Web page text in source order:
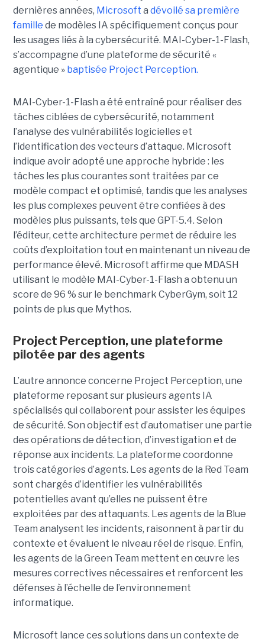
dernières années, Microsoft a dévoilé sa première
famille de modèles IA spécifiquement conçus pour
les usages liés à la cybersécurité. MAI-Cyber-1-Flash,
s’accompagne d’une plateforme de sécurité «
agentique » baptisée Project Perception.
MAI-Cyber-1-Flash a été entraîné pour réaliser des
tâches ciblées de cybersécurité, notamment
l’analyse des vulnérabilités logicielles et
l’identification des vecteurs d’attaque. Microsoft
indique avoir adopté une approche hybride : les
tâches les plus courantes sont traitées par ce
modèle compact et optimisé, tandis que les analyses
les plus complexes peuvent être confiées à des
modèles plus puissants, tels que GPT-5.4. Selon
l’éditeur, cette architecture permet de réduire les
coûts d’exploitation tout en maintenant un niveau de
performance élevé. Microsoft affirme que MDASH
utilisant le modèle MAI-Cyber-1-Flash a obtenu un
score de 96 % sur le benchmark CyberGym, soit 12
points de plus que Mythos.
Project Perception, une plateforme
pilotée par des agents
L’autre annonce concerne Project Perception, une
plateforme reposant sur plusieurs agents IA
spécialisés qui collaborent pour assister les équipes
de sécurité. Son objectif est d’automatiser une partie
des opérations de détection, d’investigation et de
réponse aux incidents. La plateforme coordonne
trois catégories d’agents. Les agents de la Red Team
sont chargés d’identifier les vulnérabilités
potentielles avant qu’elles ne puissent être
exploitées par des attaquants. Les agents de la Blue
Team analysent les incidents, raisonnent à partir du
contexte et évaluent le niveau réel de risque. Enfin,
les agents de la Green Team mettent en œuvre les
mesures correctives nécessaires et renforcent les
défenses à l’échelle de l’environnement
informatique.
Microsoft lance ces solutions dans un contexte de